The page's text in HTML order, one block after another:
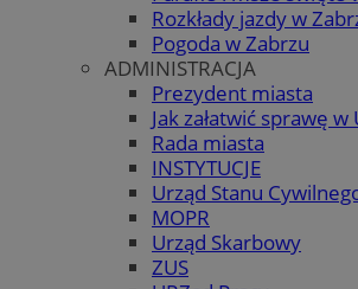
Rozkłady jazdy w
Pogoda w Zabrzu
ADMINISTRACJA
Prezydent miasta
Jak załatwić sprawę
Rada miasta
INSTYTUCJE
Urząd Stanu
MOPR
Urząd Skarbowy
ZUS